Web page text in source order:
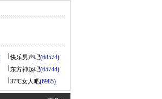
快乐男声吧(68574)
东方神起吧(65744)
37℃女人吧(6985)